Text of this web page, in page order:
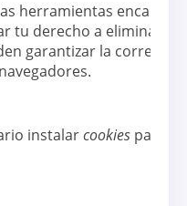
herramientas
tu derecho a
garantizar la correcta
instalarcookies para